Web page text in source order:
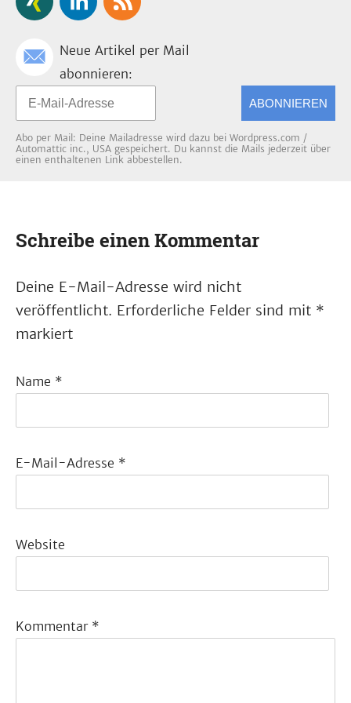
Neue Artikel per Mail
abonnieren:
ABONNIEREN
Abo per Mail: Deine Mailadresse wird dazu bei Wordpress.com /
Automattic inc., USA gespeichert. Du kannst die Mails jederzeit über
einen enthaltenen Link abbestellen.
Schreibe einen Kommentar
Deine E-Mail-Adresse wird nicht
veröffentlicht. Erforderliche Felder sind mit *
markiert
Name *
E-Mail-Adresse *
Website
Kommentar *